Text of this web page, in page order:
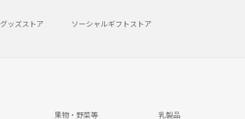
グッズストア ソーシャルギフトストア
果物・野菜等 乳製品